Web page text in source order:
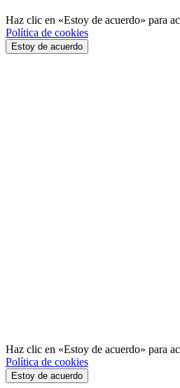
Haz clic en «Estoy de acuerdo» para
Política de cookies
Estoy de acuerdo
Haz clic en «Estoy de acuerdo» para
Política de cookies
Estoy de acuerdo